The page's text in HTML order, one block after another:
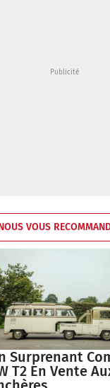
VOUS
Surprenant
T2 En Vente